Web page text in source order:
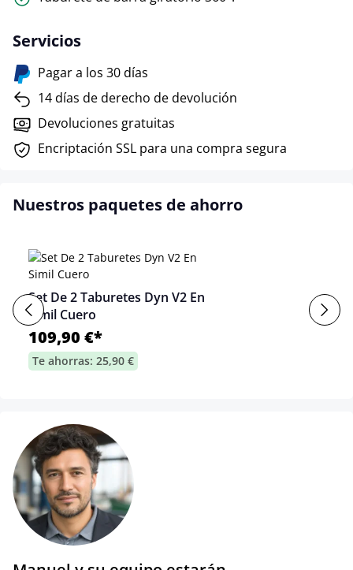
Servicios
Pagar a los 30 días
14 días de derecho de devolución
Devoluciones gratuitas
Encriptación SSL para una compra segura
Nuestros paquetes de ahorro
Set De 2 Taburetes Dyn V2 En
Simil Cuero
109,90 €*
Te ahorras: 25,90 €